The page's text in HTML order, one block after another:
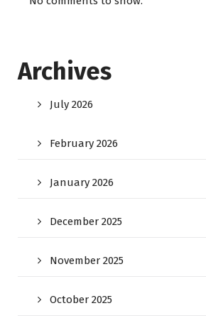
Archives
July 2026
February 2026
January 2026
December 2025
November 2025
October 2025